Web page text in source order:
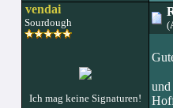
vendai
Sourdough
Ich mag keine Signaturen!
(